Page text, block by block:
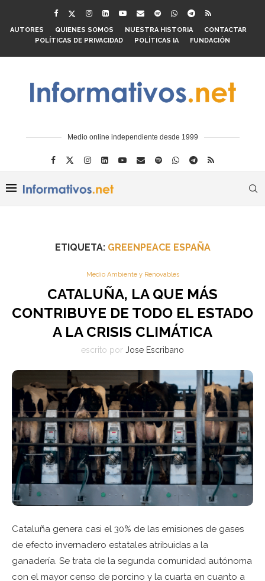
AUTORES QUIENES SOMOS NUESTRA HISTORIA
CONTACTAR
POLÍTICAS DE PRIVACIDAD
POLÍTICAS IA FUNDACIÓN
Medio online independiente desde 1999
ETIQUETA: GREENPEACE ESPAÑA
Medio Ambiente y Renovables
CATALUÑA, LA QUE MÁS
CONTRIBUYE DE TODO EL ESTADO
A LA CRISIS CLIMÁTICA
escrito por Jose Escribano
Cataluña genera casi el 30% de las emisiones de gases
de efecto invernadero estatales atribuidas a la
ganadería. Se trata de la segunda comunidad autónoma
con el mayor censo de porcino y la cuarta en cuanto a